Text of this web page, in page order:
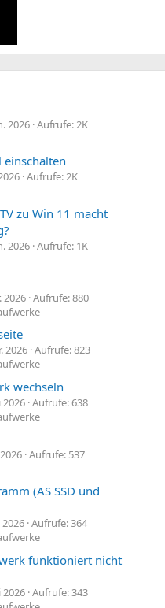
2026 Aufrufe: 2K
Aufrufe: 2K
zu Win 11 macht
2026 Aufrufe: 1K
2026 Aufrufe: 880
2026 Aufrufe: 823
wechseln
2026 Aufrufe: 638
Aufrufe: 537
(AS SSD und
2026 Aufrufe: 364
funktioniert nicht
2026 Aufrufe: 343